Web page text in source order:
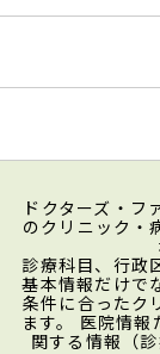
ドクターズ・フ
のクリニック・
診療科目、行政
基本情報だけで
条件に合ったク
ます。 医院情
関する情報（